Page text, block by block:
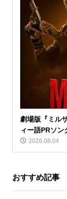
劇場版『ミル
ィー語PRソン
2026.08.04
おすすめ記事